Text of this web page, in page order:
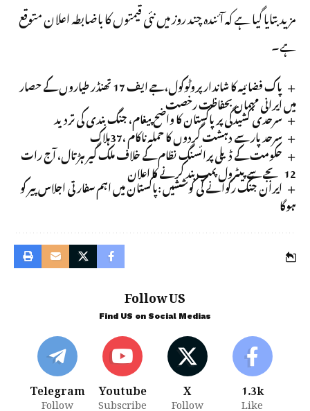
مزید بتایا گیا ہے کہ آئندہ چند روز میں نئی قیمتوں کا باضابطہ اعلان متوقع
ہے۔
پاک فضائیہ کا شاندار پروٹوکول،جے ایف 17 تھنڈر طیاروں کے حصار
میں ایرانی مہمان بحفاظت رخصت
سرحدی کشیدگی پر پاکستان کا واضح پیغام، جنگ بندی کی تردید
سرحد پار سے دہشت گردوں کا حملہ ناکام ،37ہلاک
حکومت کے ڈیلی پرائسنگ نظام کے خلاف ملک گیر ہڑتال، آج رات
12 بجے سے پیٹرول پمپ بند کرنے کا اعلان
ایران جنگ رکوانے کی کوششیں :پاکستان میں اہم سفارتی اجلاس پیر کو
ہوگا
Follow US
Find US on Social Medias
1.3k
Like
X
Follow
Youtube
Subscribe
Telegram
Follow